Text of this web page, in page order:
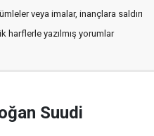
veya imalar, inançlara saldırı
harflerle yazılmış yorumlar
Suudi